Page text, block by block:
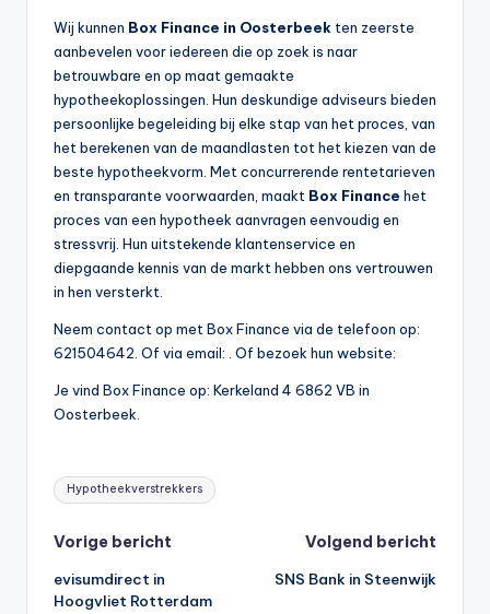
Wij kunnen Box Finance in Oosterbeek ten zeerste
aanbevelen voor iedereen die op zoek is naar
betrouwbare en op maat gemaakte
hypotheekoplossingen. Hun deskundige adviseurs bieden
persoonlijke begeleiding bij elke stap van het proces, van
het berekenen van de maandlasten tot het kiezen van de
beste hypotheekvorm. Met concurrerende rentetarieven
en transparante voorwaarden, maakt Box Finance het
proces van een hypotheek aanvragen eenvoudig en
stressvrij. Hun uitstekende klantenservice en
diepgaande kennis van de markt hebben ons vertrouwen
in hen versterkt.
Neem contact op met Box Finance via de telefoon op:
621504642. Of via email:
. Of bezoek hun website:
Je vind Box Finance op: Kerkeland 4 6862 VB in
Oosterbeek.
Tags:
Hypotheekverstrekkers
Bericht
navigatie
Vorige bericht
evisumdirect in
Hoogvliet Rotterdam
Volgend bericht
SNS Bank in Steenwijk